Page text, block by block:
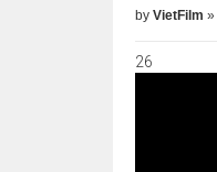
by VietFilm »
26